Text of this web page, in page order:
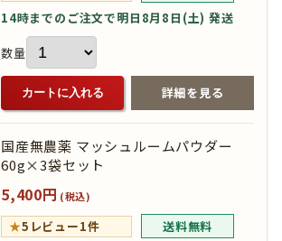
14時までのご注文で明日8月8日(土) 発送
数量
カートに入れる 詳細を見る
国産無農薬 マッシュルームパウダー
60g×3袋セット
5,400円 (税込)
★5 レビュー1件
送料無料